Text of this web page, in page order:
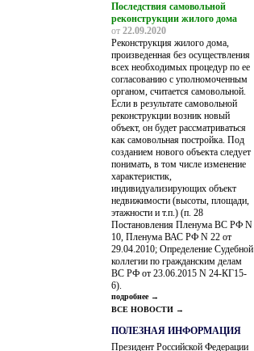
Последствия самовольной
реконструкции жилого дома
от 22.09.2020
Реконструкция жилого дома,
произведенная без осуществления
всех необходимых процедур по ее
согласованию с уполномоченным
органом, считается самовольной.
Если в результате самовольной
реконструкции возник новый
объект, он будет рассматриваться
как самовольная постройка. Под
созданием нового объекта следует
понимать, в том числе изменение
характеристик,
индивидуализирующих объект
недвижимости (высоты, площади,
этажности и т.п.) (п. 28
Постановления Пленума ВС РФ N
10, Пленума ВАС РФ N 22 от
29.04.2010; Определение Судебной
коллегии по гражданским делам
ВС РФ от 23.06.2015 N 24-КГ15-
6).
подробнее →
ВСЕ НОВОСТИ →
ПОЛЕЗНАЯ ИНФОРМАЦИЯ
Президент Российской Федерации